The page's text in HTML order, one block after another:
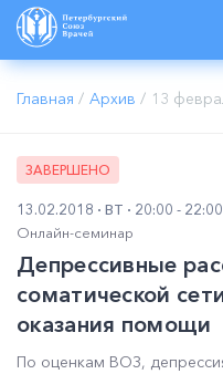
Главная / Архив / 13
ЗАВЕРШЕНО
13.02.2018 ВТ
20:00 -
Онлайн-семинар
Депрессивные
соматической
оказания помощи
По оценкам ВОЗ,